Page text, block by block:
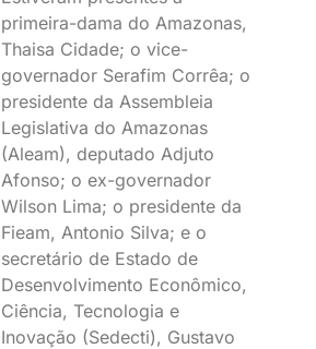
primeira-dama do Amazonas,
Thaisa Cidade; o vice-
governador Serafim Corrêa; o
presidente da Assembleia
Legislativa do Amazonas
(Aleam), deputado Adjuto
Afonso; o ex-governador
Wilson Lima; o presidente da
Fieam, Antonio Silva; e o
secretário de Estado de
Desenvolvimento Econômico,
Ciência, Tecnologia e
Inovação (Sedecti), Gustavo